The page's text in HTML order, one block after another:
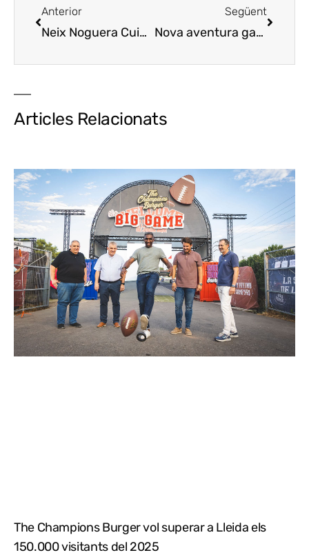
Anterior
Neix Noguera Cuina Nace Noguera Cocina
Següent
Nova aventura gastronòmica d’Annette Abstoss a Bangkok
Articles Relacionats
The Champions Burger vol superar a Lleida els
150.000 visitants del 2025